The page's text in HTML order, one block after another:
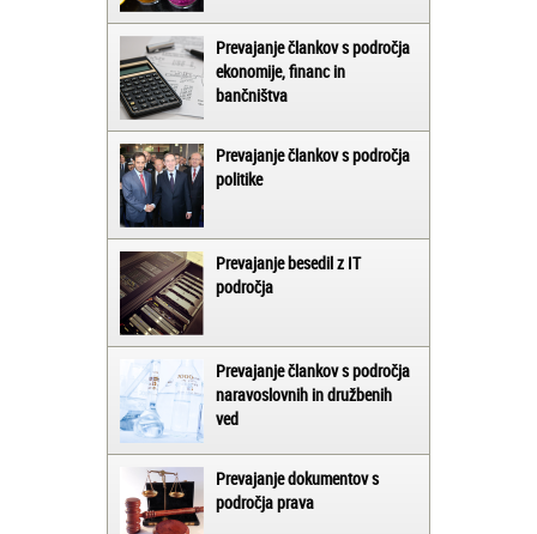
Prevajanje člankov s področja
ekonomije, financ in
bančništva
Prevajanje člankov s področja
politike
Prevajanje besedil z IT
področja
Prevajanje člankov s področja
naravoslovnih in družbenih
ved
Prevajanje dokumentov s
področja prava